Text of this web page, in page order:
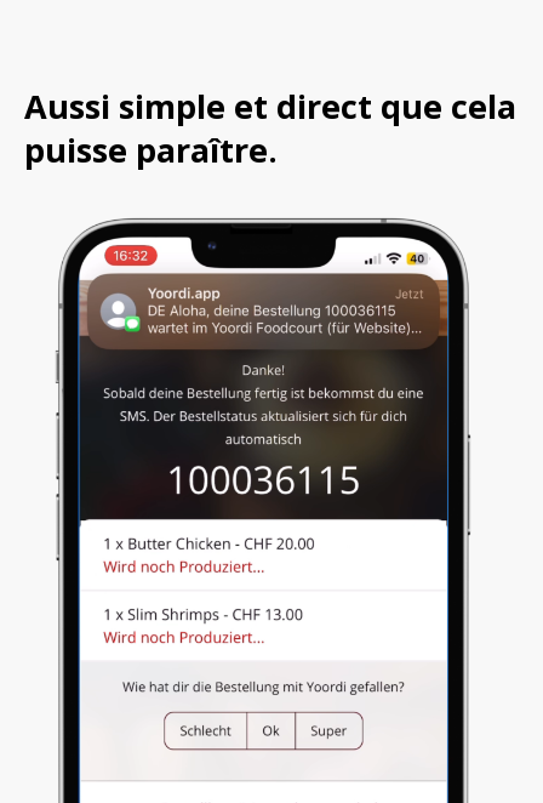
Aussi simple et direct que cela
puisse paraître.